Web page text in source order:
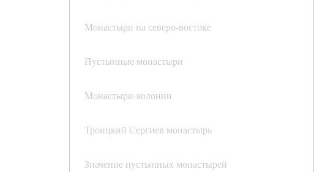
Монастыри на северо-востоке
Пустынные монастыри
Монастыри-колонии
Троицкий Сергиев монастырь
Значение пустынных монастырей